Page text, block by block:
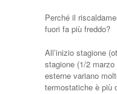
Perché il
fuori fa più freddo?
All’inizio stagione
stagione (1/2
esterne variano
termostatiche è più